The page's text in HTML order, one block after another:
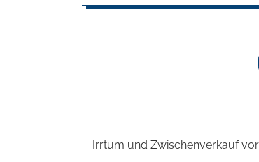
Irrtum und Zwischenverkauf